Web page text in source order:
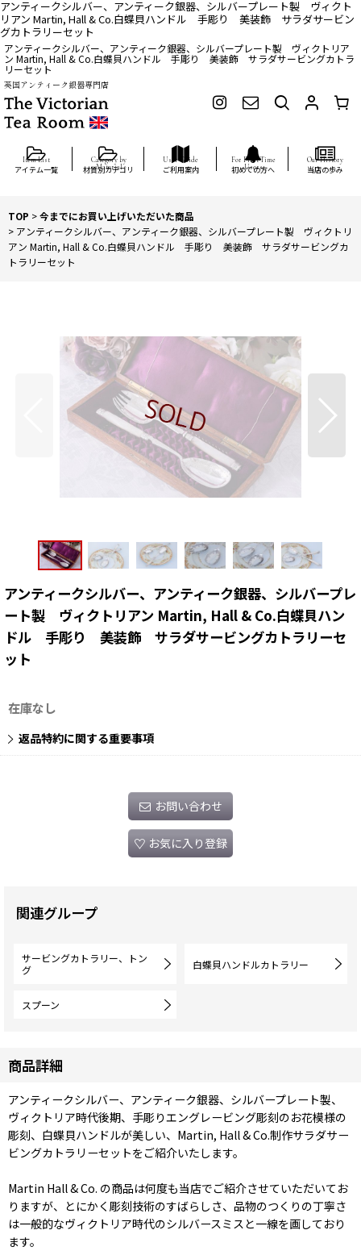
アンティークシルバー、アンティーク銀器、シルバープレート製 ヴィクト
リアン Martin, Hall & Co.白蝶貝ハンドル 手彫り 美装飾 サラダサービン
グカトラリーセット
アンティークシルバー、アンティーク銀器、シルバープレート製 ヴィクトリア
ン Martin, Hall & Co.白蝶貝ハンドル 手彫り 美装飾 サラダサービングカトラ
リーセット
英国アンティーク銀器専門店
アイテム一覧 材質別カテゴリ ご利用案内 初めての方へ 当店の歩み
TOP >今までにお買い上げいただいた商品
> アンティークシルバー、アンティーク銀器、シルバープレート製 ヴィクトリ
アン Martin, Hall & Co.白蝶貝ハンドル 手彫り 美装飾 サラダサービングカ
トラリーセット
アンティークシルバー、アンティーク銀器、シルバープレ
ート製 ヴィクトリアン Martin, Hall & Co.白蝶貝ハン
ドル 手彫り 美装飾 サラダサービングカトラリーセ
ット
在庫なし
返品特約に関する重要事項
お問い合わせ
お気に入り登録
関連グループ
サービングカトラリー、トン
グ
白蝶貝ハンドルカトラリー
スプーン
商品詳細
アンティークシルバー、アンティーク銀器、シルバープレート製、
ヴィクトリア時代後期、手彫りエングレービング彫刻のお花模様の
彫刻、白蝶貝ハンドルが美しい、Martin, Hall & Co.制作サラダサー
ビングカトラリーセットをご紹介いたします。
Martin Hall & Co. の商品は何度も当店でご紹介させていただいてお
りますが、とにかく彫刻技術のすばらしさ、品物のつくりの丁寧さ
は一般的なヴィクトリア時代のシルバースミスと一線を画しており
ます。